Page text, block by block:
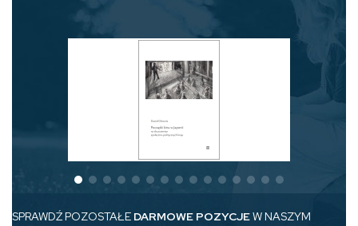
SPRAWDŹ POZOSTAŁE DARMOWE POZYCJEW NASZYM